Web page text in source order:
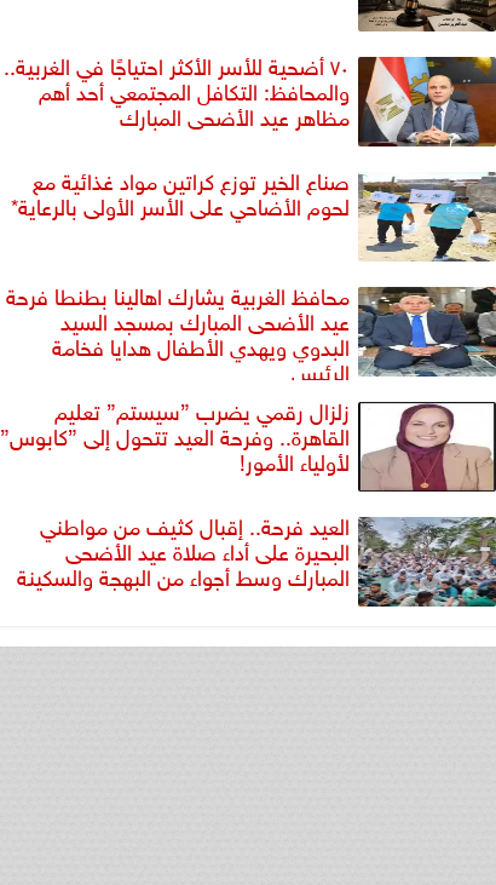
٧٠ أضحية للأسر الأكثر احتياجًا في الغربية..
والمحافظ: التكافل المجتمعي أحد أهم
مظاهر عيد الأضحى المبارك
صناع الخير توزع كراتين مواد غذائية مع
لحوم الأضاحي على الأسر الأولى بالرعاية*
محافظ الغربية يشارك اهالينا بطنطا فرحة
عيد الأضحى المبارك بمسجد السيد
البدوي ويهدي الأطفال هدايا فخامة
الرئيس
زلزال رقمي يضرب ”سيستم” تعليم
القاهرة.. وفرحة العيد تتحول إلى ”كابوس”
لأولياء الأمور!
العيد فرحة.. إقبال كثيف من مواطني
البحيرة على أداء صلاة عيد الأضحى
المبارك وسط أجواء من البهجة والسكينة